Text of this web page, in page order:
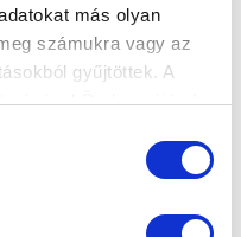
más olyan
számukra vagy az
gyűjtöttek. A
Ön hozzájárul a
2026.06.07